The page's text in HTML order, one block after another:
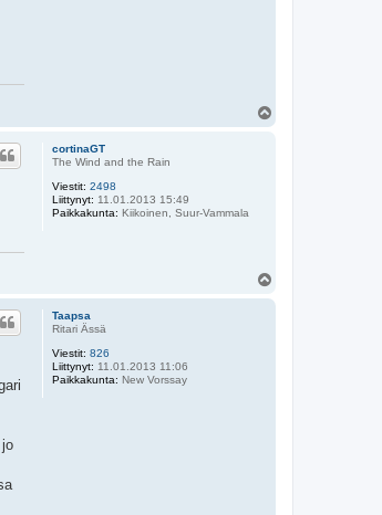
cortinaGT
The Wind and the Rain
Viestit: 2498
Liittynyt: 11.01.2013 15:49
Paikkakunta: Kiikoinen, Suur-Vammala
Taapsa
Ritari Ässä
Viestit: 826
Liittynyt: 11.01.2013 11:06
Paikkakunta: New Vorssay